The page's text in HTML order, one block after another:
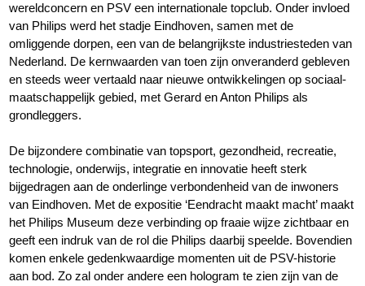
wereldconcern en PSV een internationale topclub. Onder invloed
van Philips werd het stadje Eindhoven, samen met de
omliggende dorpen, een van de belangrijkste industriesteden van
Nederland. De kernwaarden van toen zijn onveranderd gebleven
en steeds weer vertaald naar nieuwe ontwikkelingen op sociaal-
maatschappelijk gebied, met Gerard en Anton Philips als
grondleggers.
De bijzondere combinatie van topsport, gezondheid, recreatie,
technologie, onderwijs, integratie en innovatie heeft sterk
bijgedragen aan de onderlinge verbondenheid van de inwoners
van Eindhoven. Met de expositie ‘Eendracht maakt macht’ maakt
het Philips Museum deze verbinding op fraaie wijze zichtbaar en
geeft een indruk van de rol die Philips daarbij speelde. Bovendien
komen enkele gedenkwaardige momenten uit de PSV-historie
aan bod. Zo zal onder andere een hologram te zien zijn van de